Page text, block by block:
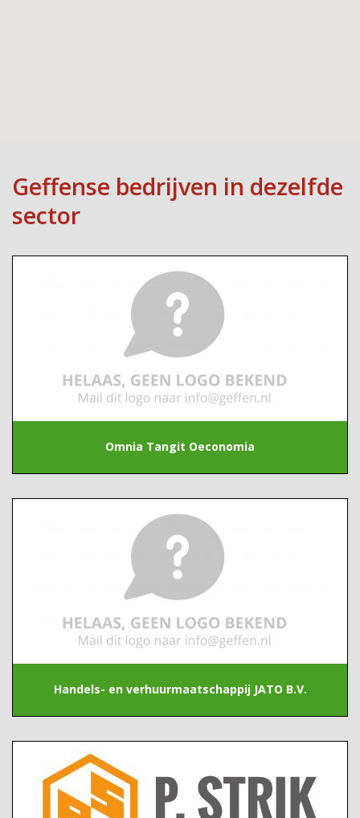
Geffense bedrijven in dezelfde
sector
Omnia Tangit Oeconomia
Handels- en verhuurmaatschappij JATO B.V.